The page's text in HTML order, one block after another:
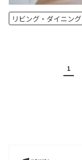
リビング・ダイニング
1